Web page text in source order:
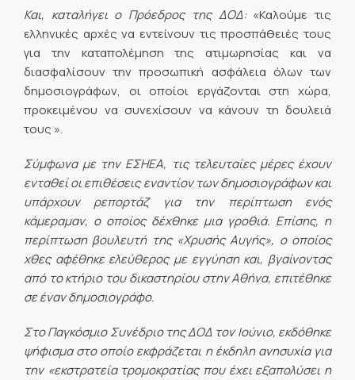
Και, καταλήγει ο Πρόεδρος της ΔΟΔ:«Καλούμε τις
ελληνικές αρχές να εντείνουν τις προσπάθειές τους
για την καταπολέμηση της ατιμωρησίας και να
διασφαλίσουν την προσωπική ασφάλεια όλων των
δημοσιογράφων, οι οποίοι εργάζονται στη χώρα,
προκειμένου να συνεχίσουν να κάνουν τη δουλειά
τους ».
Σύμφωνα με την ΕΣΗΕΑ, τις τελευταίες μέρες έχουν
ενταθεί οι επιθέσεις εναντίον των δημοσιογράφων και
υπάρχουν ρεπορτάζ για την περίπτωση ενός
κάμεραμαν, ο οποίος δέχθηκε μια γροθιά. Επίσης, η
περίπτωση βουλευτή της «Χρυσής Αυγής», ο οποίος
χθες αφέθηκε ελεύθερος με εγγύηση και, βγαίνοντας
από το κτήριο του δικαστηρίου στην Αθήνα, επιτέθηκε
σε έναν δημοσιογράφο.
Στο Παγκόσμιο Συνέδριο της ΔΟΔ τον Ιούνιο, εκδόθηκε
ψήφισμα στο οποίο εκφράζεται η έκδηλη ανησυχία για
την «εκστρατεία τρομοκρατίας που έχει εξαπολύσει η